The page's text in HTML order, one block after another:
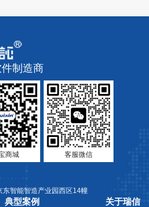
制造商
商城 客服微信
智能智造产业园西区14幢
典型案例 关于瑞信